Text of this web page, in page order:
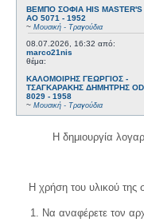
ΒΕΜΠΟ ΣΟΦΙΑ HIS MASTER'S
AO 5071 - 1952
~ Μουσική - Τραγούδια
08.07.2026, 16:32 από:
marco21nis
θέμα:
ΚΑΛΟΜΟΙΡΗΣ ΓΕΩΡΓΙΟΣ -
ΤΣΑΓΚΑΡΑΚΗΣ ΔΗΜΗΤΡΗΣ
8029 - 1958
~ Μουσική - Τραγούδια
Η δημιουργία
Η χρήση του υλικού της
1. Να αναφέρετε τον